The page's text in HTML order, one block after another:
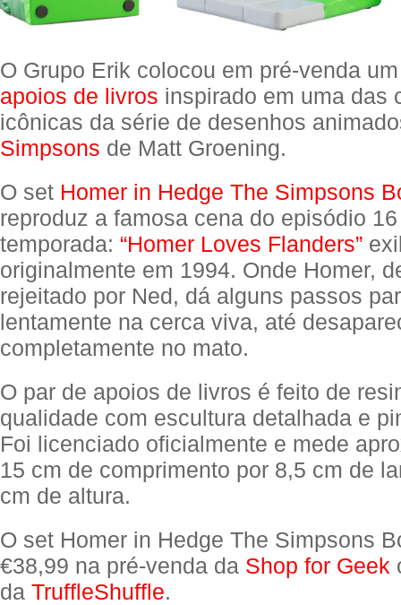
O Grupo Erik colocou em pré-venda
apoios de livros inspirado em uma das
icônicas da série de desenhos
Simpsons de Matt Groening.
O set Homer in Hedge The Simpsons
reproduz a famosa cena do episódio 16
temporada: “Homer Loves Flanders”
originalmente em 1994. Onde Homer,
rejeitado por Ned, dá alguns passos
lentamente na cerca viva, até
completamente no mato.
O par de apoios de livros é feito de
qualidade com escultura detalhada e
Foi licenciado oficialmente e mede
15 cm de comprimento por 8,5 cm de
cm de altura.
O set Homer in Hedge The Simpsons
€38,99 na pré-venda da Shop for Geek
da TruffleShuffle.